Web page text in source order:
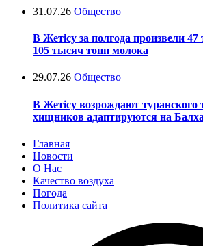
31.07.26 Общество
В Жетісу за полгода произвели
105 тысяч тонн молока
29.07.26 Общество
В Жетісу возрождают туранского
хищников адаптируются на
Главная
Новости
О Нас
Качество воздуха
Погода
Политика сайта